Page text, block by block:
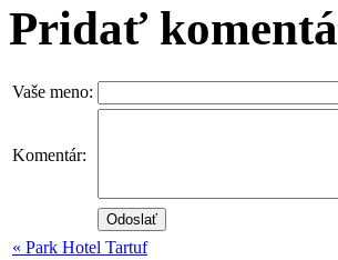
Pridať
Vaše meno:
Komentár:
« Park Hotel Tartuf